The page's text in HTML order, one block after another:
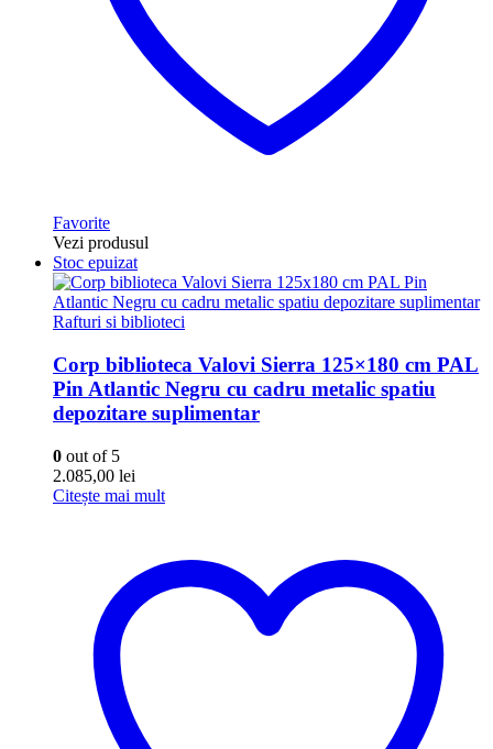
Favorite
Vezi produsul
Stoc epuizat
Rafturi si biblioteci
Corp biblioteca Valovi Sierra 125×180 cm PAL
Pin Atlantic Negru cu cadru metalic spatiu
depozitare suplimentar
0 out of 5
2.085,00 lei
Citește mai mult